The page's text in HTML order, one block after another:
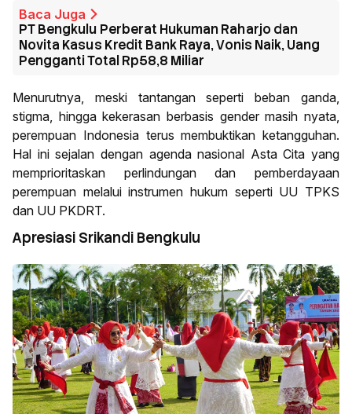
Baca Juga
PT Bengkulu Perberat Hukuman Raharjo dan
Novita Kasus Kredit Bank Raya, Vonis Naik, Uang
Pengganti Total Rp58,8 Miliar
Menurutnya, meski tantangan seperti beban ganda,
stigma, hingga kekerasan berbasis gender masih nyata,
perempuan Indonesia terus membuktikan ketangguhan.
Hal ini sejalan dengan agenda nasional Asta Cita yang
memprioritaskan perlindungan dan pemberdayaan
perempuan melalui instrumen hukum seperti UU TPKS
dan UU PKDRT.
Apresiasi Srikandi Bengkulu